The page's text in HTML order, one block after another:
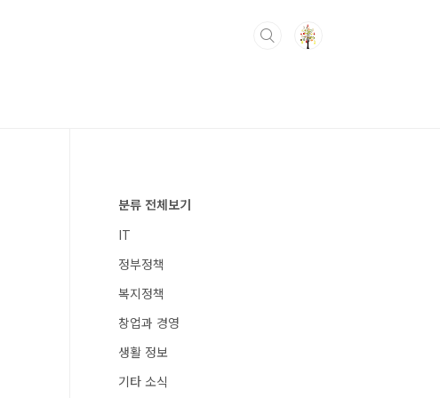
분류 전체보기
IT
정부정책
복지정책
창업과 경영
생활 정보
기타 소식